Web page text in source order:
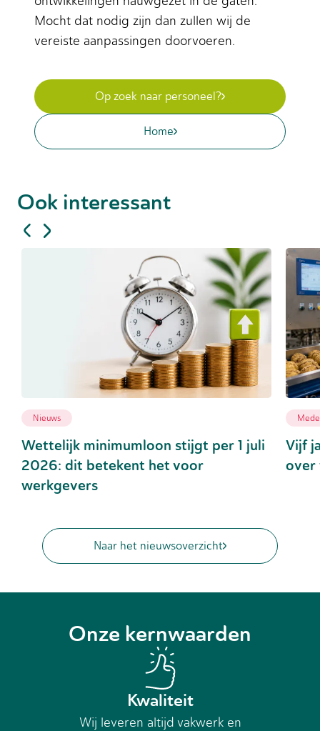
Mocht dat nodig zijn dan zullen wij de
vereiste aanpassingen doorvoeren.
Op zoek naar personeel?
Home
Ook interessant
Nieuws
Wettelijk minimumloon stijgt per 1 juli
2026: dit betekent het voor
werkgevers
Vijf
over
Naar het nieuwsoverzicht
Onze kernwaarden
Kwaliteit
Wij leveren altijd vakwerk en